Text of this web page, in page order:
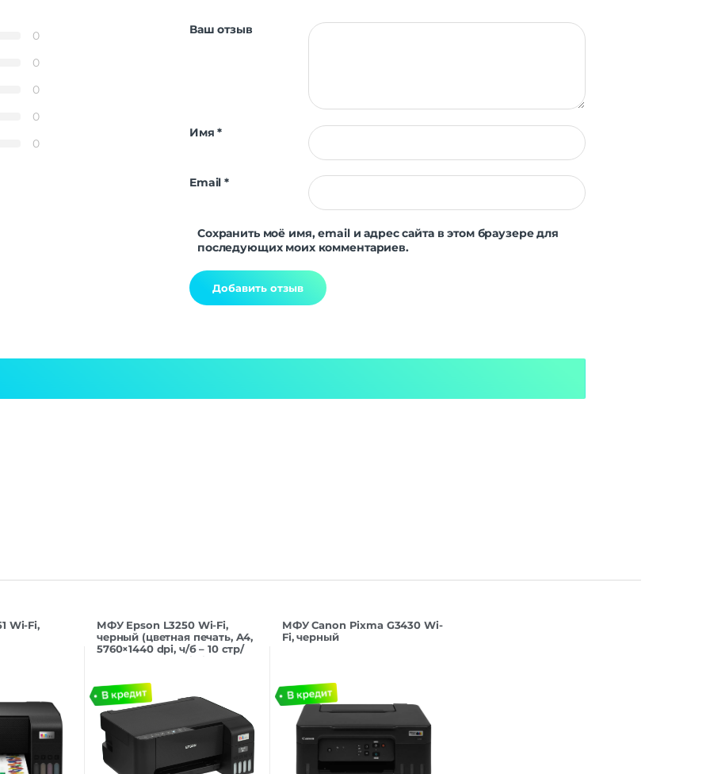
0
0
0
0
0
Ваш отзыв
Имя*
Email*
Сохранить моё имя, email и адрес сайта в этом браузере для
последующих моих комментариев.
Wi-Fi,
МФУ Epson L3250 Wi-Fi,
черный (цветная печать, A4,
5760×1440 dpi, ч/б – 10 стр/
МФУ Canon Pixma G3430 Wi-
Fi, черный